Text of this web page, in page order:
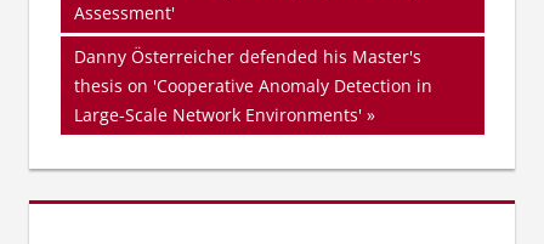
Assessment'
Nächster
Beitrag:
Danny Österreicher defended his Master's
thesis on 'Cooperative Anomaly Detection in
Large-Scale Network Environments'